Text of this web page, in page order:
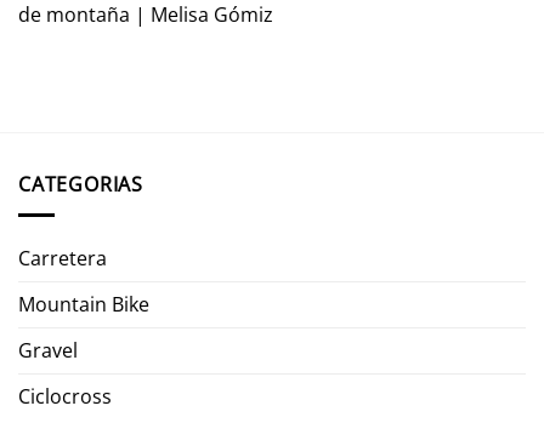
de montaña | Melisa Gómiz
CATEGORIAS
Carretera
Mountain Bike
Gravel
Ciclocross